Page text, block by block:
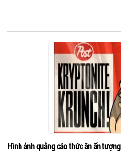
Hình ảnh quảng cáo thức ăn ấn tượng